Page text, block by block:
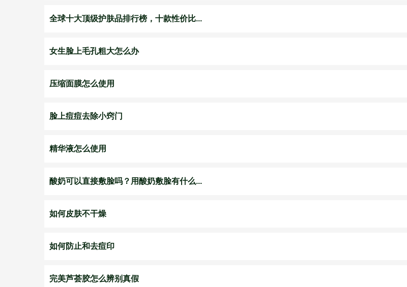
全球十大顶级护肤品排行榜，十款性价比...
女生脸上毛孔粗大怎么办
压缩面膜怎么使用
脸上痘痘去除小窍门
精华液怎么使用
酸奶可以直接敷脸吗？用酸奶敷脸有什么...
如何皮肤不干燥
如何防止和去痘印
完美芦荟胶怎么辨别真假